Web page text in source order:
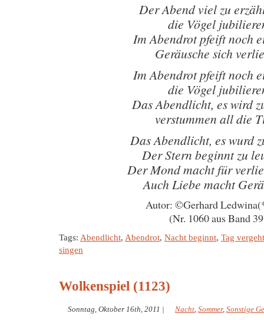
Der Abend viel zu
die Vögel
Im Abendrot pfeift noch
Geräusche sich
Im Abendrot pfeift noch
die Vögel
Das Abendlicht, es wird
verstummen all die
Das Abendlicht, es wurd
Der Stern beginnt zu
Der Mond macht für
Auch Liebe macht
Autor: ©Gerhard
(Nr. 1060 aus Band
Tags: Abendlicht, Abendrot, Nacht beginnt, Tag vergeht
singen
Wolkenspiel (1123)
Sonntag, Oktober 16th, 2011 | Nacht, Sommer, Sonstige